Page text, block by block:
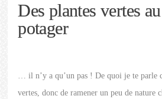
Des plantes vertes
potager
… il n’y a qu’un pas ! De quoi je te parle
vertes, donc de ramener un peu de nature